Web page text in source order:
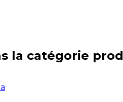
la catégorie